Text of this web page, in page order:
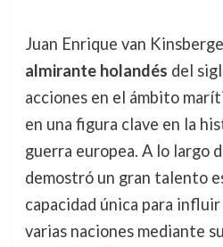
Juan Enrique van
almirante holandés del
acciones en el ámbito
en una figura clave en la
guerra europea. A lo largo
demostró un gran talento
capacidad única para
varias naciones mediante